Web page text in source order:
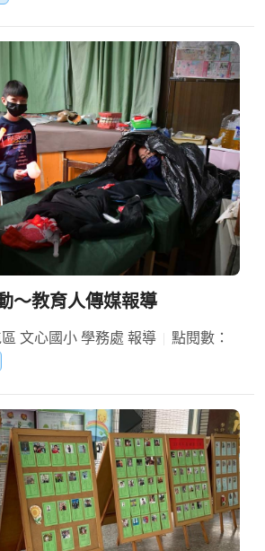
～教育人傳媒報導
文心國小 學務處 報導
點閱數：